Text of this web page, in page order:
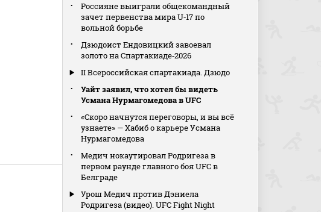
Россияне выиграли общекомандный
зачет первенства мира U‑17 по
вольной борьбе
Дзюдоист Ендовицкий завоевал
золото на Спартакиаде‑2026
II Всероссийская спартакиада. Дзюдо
Уайт заявил, что хотел бы видеть
Усмана Нурмагомедова в UFC
«Скоро начнутся переговоры, и вы всё
узнаете» — Хабиб о карьере Усмана
Нурмагомедова
Медич нокаутировал Родригеза в
первом раунде главного боя UFC в
Белграде
Урош Медич против Дэниела
Родригеза (видео). UFC Fight Night